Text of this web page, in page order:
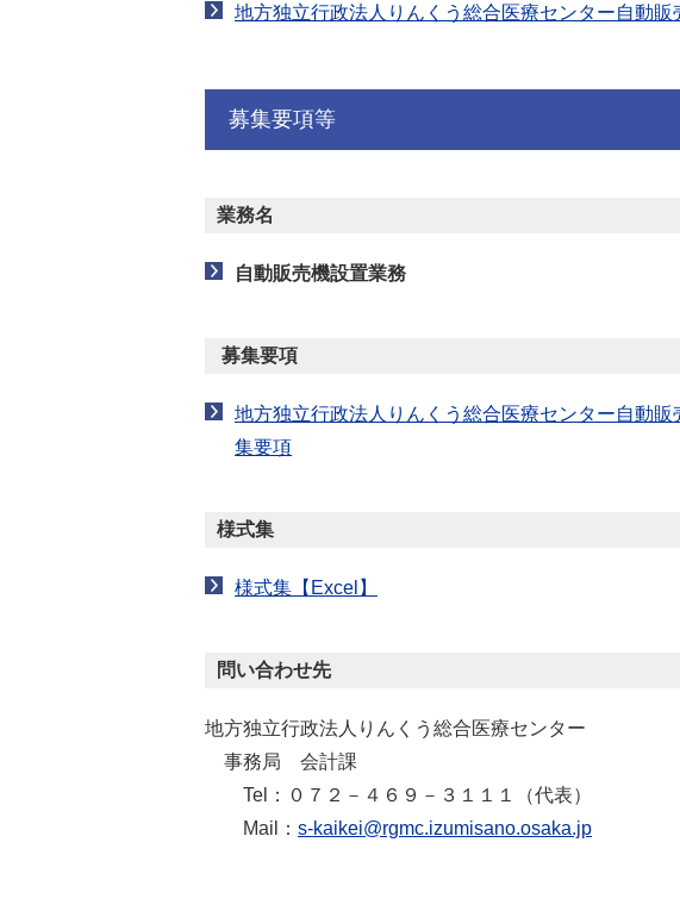
地方独立行政法人りんくう総合医療センター自動
募集要項等
業務名
自動販売機設置業務
募集要項
地方独立行政法人りんくう総合医療センター自動
集要項
様式集
様式集【Excel】
問い合わせ先
地方独立行政法人りんくう総合医療センター
事務局 会計課
Tel：０７２－４６９－３１１１（代表）
Mail： s-kaikei@rgmc.izumisano.osaka.jp